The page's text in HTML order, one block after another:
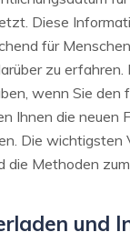
Diese
für
zu erfahren.
wenn Sie den
Ihnen die neuen
Die wichtigsten
die Methoden
und